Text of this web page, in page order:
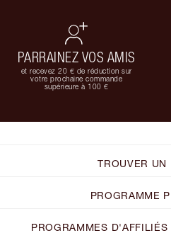
PARRAINEZ VOS AMIS
et recevez 20 € de réduction sur
votre prochaine commande
supérieure à 100 €
TROUVER UN
PROGRAMME
PROGRAMMES